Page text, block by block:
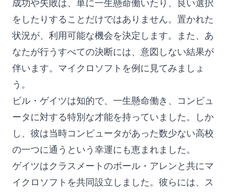
成功や失敗は、単に一生懸命働いたり、良い選択
をしたりすることだけではありません。置かれた
状況が、利用可能な機会を決定します。また、あ
なたが行うすべての決断には、意図しない結果が
伴います。マイクロソフトを例に見てみましょ
う。
ビル・ゲイツは知的で、一生懸命働き、コンピュ
ータに対する特別な才能を持っていました。しか
し、彼は当時コンピュータがあった数少ない高校
の一つに通うという幸運にも恵まれました。
ゲイツはクラスメートのポール・アレンと共にマ
イクロソフトを共同設立しました。彼らには、ス